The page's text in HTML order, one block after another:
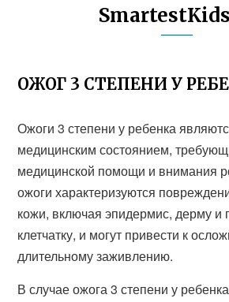
ОЖОГ 3 СТЕПЕНИ У
Ожоги 3 степени у ребенка
медицинским состоянием,
медицинской помощи и внимания
ожоги характеризуются
кожи, включая эпидермис, дерму и
клетчатку, и могут привести к
длительному заживлению.
В случае ожога 3 степени у